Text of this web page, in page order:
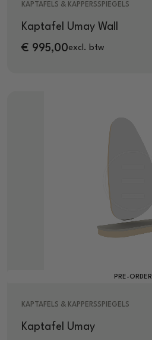
KAPTAFELS & KAPPERSSPIEGELS
Kaptafel Umay Wall
€ 995,00excl. btw
PRE-ORDER
KAPTAFELS & KAPPERSSPIEGELS
Kaptafel Umay